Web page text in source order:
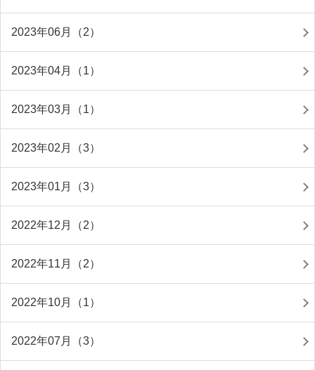
2023年06月（2）
2023年04月（1）
2023年03月（1）
2023年02月（3）
2023年01月（3）
2022年12月（2）
2022年11月（2）
2022年10月（1）
2022年07月（3）